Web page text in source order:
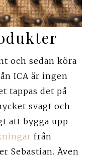
och sedan köra
ICA är ingen
tappas det på
svagt och
att bygga upp
från
Sebastian. Även